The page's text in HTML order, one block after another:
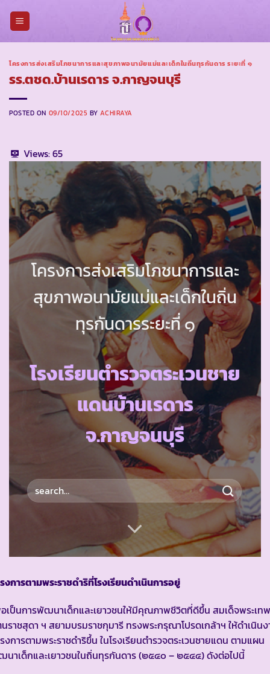
โครงการส่งเสริมโภชนาการและสุขภาพอนามัยแม่และเด็กในถิ่นทุรกันดาร ระยะที่ ๑
รร.ตชด.บ้านเรดาร จ.กาญจนบุรี
POSTED ON 09/10/2025 BYACHIRAYA
Views:65
โครงการส่งเสริมโภชนาการและ
สุขภาพอนามัยแม่และเด็กในถิ่น
ทุรกันดารระยะที่ ๑
โรงเรียนตำรวจตระเวนชาย
แดนบ้านเรดาร
จ.กาญจนบุรี
งการตามพระราชดำริที่โรงเรียนดำเนินการอยู่
เป็นการพัฒนาเด็กและเยาวชนให้มีคุณภาพชีวิตที่ดีขึ้น สมเด็จพระเทพ
ราชสุดา ฯ สยามบรมราชกุมารี ทรงพระกรุณาโปรดเกล้าฯ ให้ดำเนิน
งการตามพระราชดำริขึ้น ในโรงเรียนตำรวจตระเวนชายแดน ตามแผน
าเด็กและเยาวชนในถิ่นทุรกันดาร (๒๕๔๐ – ๒๕๔๔) ดังต่อไปนี้